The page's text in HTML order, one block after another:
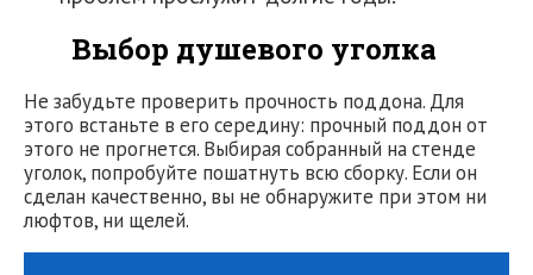
Выбор душевого уголка
Не забудьте проверить прочность поддона. Для
этого встаньте в его середину: прочный поддон от
этого не прогнется. Выбирая собранный на стенде
уголок, попробуйте пошатнуть всю сборку. Если он
сделан качественно, вы не обнаружите при этом ни
люфтов, ни щелей.